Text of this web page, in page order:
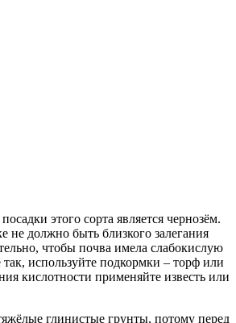
этого сорта является чернозём.
не должно быть близкого залегания
чтобы почва имела слабокислую
используйте подкормки – торф или
кислотности применяйте известь или
глинистые грунты, потому перед